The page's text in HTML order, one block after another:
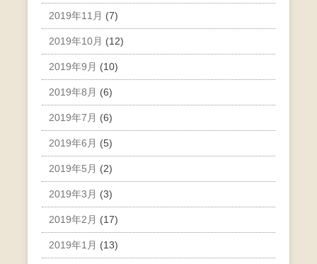
2019年11月 (7)
2019年10月 (12)
2019年9月 (10)
2019年8月 (6)
2019年7月 (6)
2019年6月 (5)
2019年5月 (2)
2019年3月 (3)
2019年2月 (17)
2019年1月 (13)